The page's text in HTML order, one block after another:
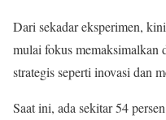
Dari sekadar eksperimen,
mulai fokus
strategis seperti inovasi dan
Saat ini, ada sekitar 54